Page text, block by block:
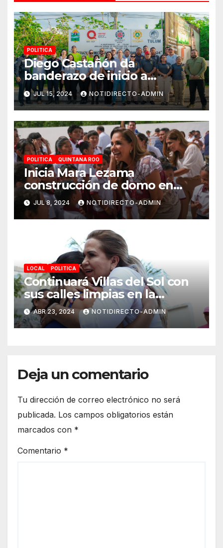
POLITICA
Diego Castañón da
banderazo de inicio a
Operativo Verano Seguro
2024
JUL 15, 2024 NOTIDIRECTO-ADMIN
POLITICA QUINTANA ROO
Inicia Mara Lezama
construcción de domo en
Primaria “Ermilo Abreu
Gómez” en Benito Juárez
para bienestar de alumnas y
alumnos
JUL 8, 2024 NOTIDIRECTO-ADMIN
LOCAL POLITICA
Continuará Villas del Sol con
sus calles limpias en la
renovación: Lili Campos
ABR 23, 2024 NOTIDIRECTO-ADMIN
Deja un comentario
Tu dirección de correo electrónico no será
publicada. Los campos obligatorios están
marcados con *
Comentario *